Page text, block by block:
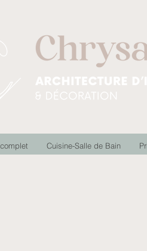
Cuisine-Salle de Bain